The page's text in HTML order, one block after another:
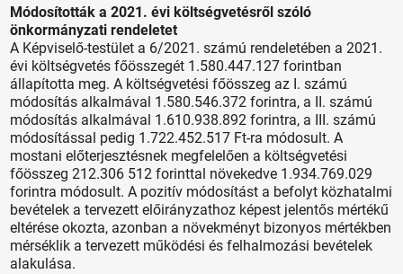
Módosították a 2021. évi költségvetésről szóló
önkormányzati rendeletet
A Képviselő-testület a 6/2021. számú rendeletében a 2021.
évi költségvetés főösszegét 1.580.447.127 forintban
állapította meg. A költségvetési főösszeg az I. számú
módosítás alkalmával 1.580.546.372 forintra, a II. számú
módosítás alkalmával 1.610.938.892 forintra, a III. számú
módosítással pedig 1.722.452.517 Ft-ra módosult. A
mostani előterjesztésnek megfelelően a költségvetési
főösszeg 212.306 512 forinttal növekedve 1.934.769.029
forintra módosult. A pozitív módosítást a befolyt közhatalmi
bevételek a tervezett előirányzathoz képest jelentős mértékű
eltérése okozta, azonban a növekményt bizonyos mértékben
mérséklik a tervezett működési és felhalmozási bevételek
alakulása.